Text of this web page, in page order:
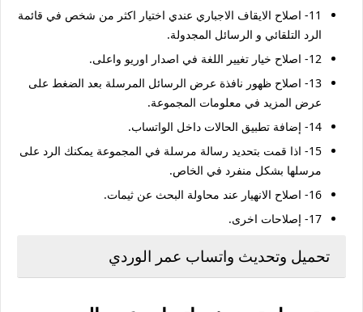
11- اصلاح الايقاف الاجباري عندي اختيار اكثر من شخص في قائمة
الرد التلقائي و الرسائل المجدولة.
12- اصلاح خيار تغيير اللغة في اصدار اوريو واعلى.
13- اصلاح ظهور نافذة عرض الرسائل المرسلة بعد الضغط على
عرض المزيد في معلومات المجموعة.
14- إضافة تطبيق الحالات داخل الواتساب.
15- اذا قمت بتحديد رسالة مرسلة في المجموعة يمكنك الرد على
مرسلها بشكل منفرد في الخاص.
16- اصلاح الانهيار عند محاولة البحث عن ثيمات.
17- إصلاحات اخرى.
تحميل وتحديث واتساب عمر الوردي